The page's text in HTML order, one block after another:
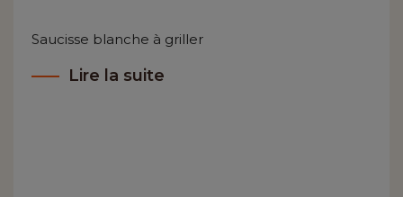
Saucisse blanche à griller
Lire la suite